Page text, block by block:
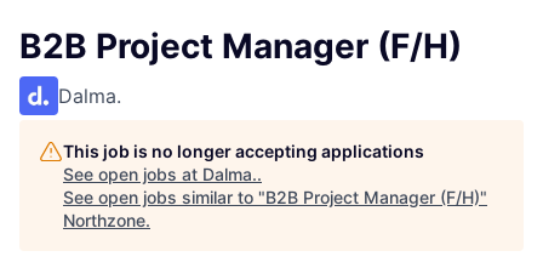
B2B Project Manager (F/H)
Dalma.
This job is no longer accepting applications
See open jobs at Dalma..
See open jobs similar to "B2B Project Manager (F/H)"
Northzone.